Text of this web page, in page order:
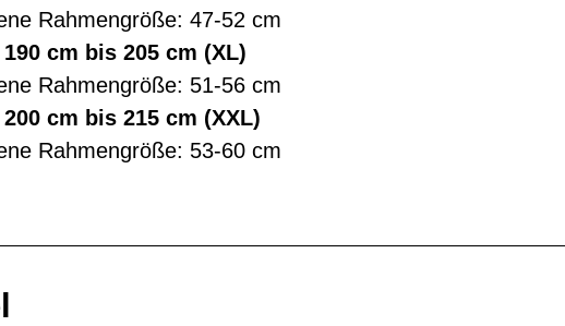
Rahmengröße: 47-52 cm
cm bis 205 cm (XL)
Rahmengröße: 51-56 cm
cm bis 215 cm (XXL)
Rahmengröße: 53-60 cm